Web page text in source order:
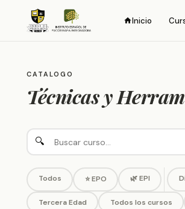
Inicio
CATALOGO
Técnicas y
🔍
Todos ⭐ EPO 🌿 EPI
Tercera Edad Todos los cursos